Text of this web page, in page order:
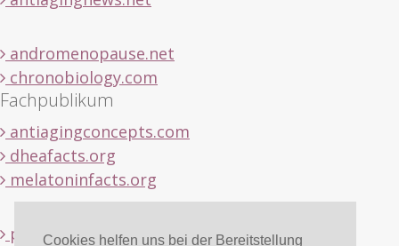
Cookies helfen uns bei der Bereitstellung
andromenopause.net
chronobiology.com
Fachpublikum
antiagingconcepts.com
dheafacts.org
melatoninfacts.org
pregnenolonfacts.org